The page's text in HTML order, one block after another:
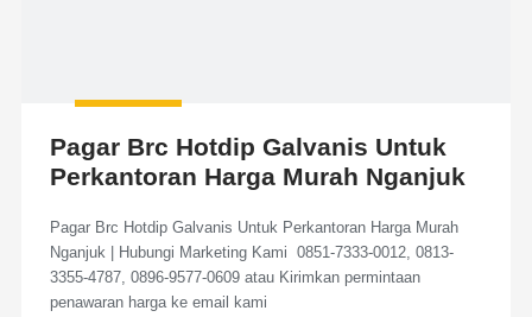
Pagar Brc Hotdip Galvanis Untuk
Perkantoran Harga Murah Nganjuk
Pagar Brc Hotdip Galvanis Untuk Perkantoran Harga Murah
Nganjuk | Hubungi Marketing Kami 0851-7333-0012, 0813-
3355-4787, 0896-9577-0609 atau Kirimkan permintaan
penawaran harga ke email kami